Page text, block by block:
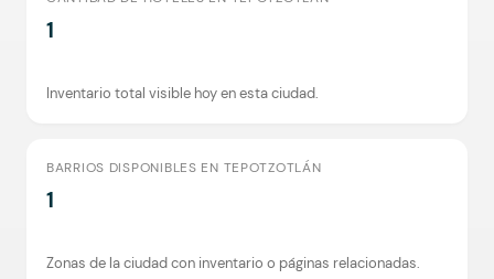
1
Inventario total visible hoy en esta ciudad.
BARRIOS DISPONIBLES EN TEPOTZOTLÁN
1
Zonas de la ciudad con inventario o páginas relacionadas.